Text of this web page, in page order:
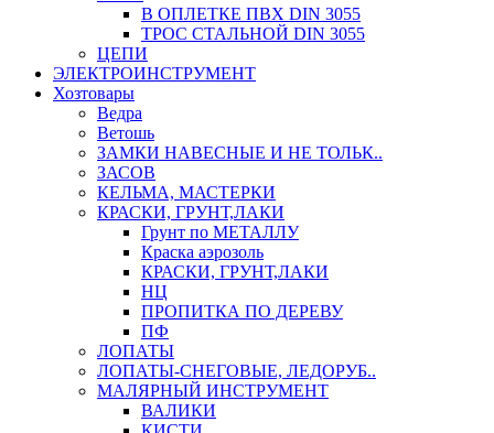
В ОПЛЕТКЕ ПВХ DIN 3055
ТРОС СТАЛЬНОЙ DIN 3055
ЦЕПИ
ЭЛЕКТРОИНСТРУМЕНТ
Хозтовары
Ведра
Ветошь
ЗАМКИ НАВЕСНЫЕ И НЕ ТОЛЬК..
ЗАСОВ
КЕЛЬМА, МАСТЕРКИ
КРАСКИ, ГРУНТ,ЛАКИ
Грунт по МЕТАЛЛУ
Краска аэрозоль
КРАСКИ, ГРУНТ,ЛАКИ
НЦ
ПРОПИТКА ПО ДЕРЕВУ
ПФ
ЛОПАТЫ
ЛОПАТЫ-СНЕГОВЫЕ, ЛЕДОРУБ..
МАЛЯРНЫЙ ИНСТРУМЕНТ
ВАЛИКИ